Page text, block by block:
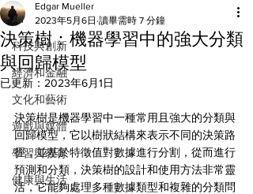
All
科技與創新
經濟和金融
文化和藝術
遊戲與媒體
學習與教育
健康與生活
決策樹：機器學習中的強大分類
與回歸模型
Edgar Mueller
2023年5月6日 讀畢需時 7 分鐘
已更新： 2023年6月1日
決策樹是機器學習中一種常用且強大的分類與
回歸模型，它以樹狀結構來表示不同的決策路
徑，並基於特徵值對數據進行分割，從而進行
預測和分類，決策樹的設計和使用方法非常靈
活，它能夠處理多種數據類型和複雜的分類問